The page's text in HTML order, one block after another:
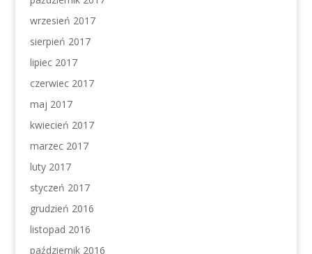
wrzesień 2017
sierpień 2017
lipiec 2017
czerwiec 2017
maj 2017
kwiecień 2017
marzec 2017
luty 2017
styczeń 2017
grudzień 2016
listopad 2016
październik 2016